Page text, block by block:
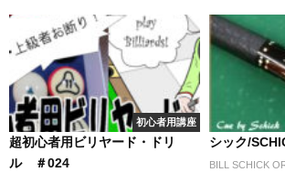
初心者用講座
超初心者用ビリヤード・ドリ
ル ＃024
シック/
BILL SCHICK